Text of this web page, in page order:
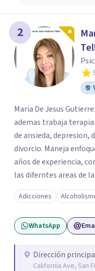
2
5
Maria De Jesus
ademas trabaja terapia
de ansieda, depresion,
divorcio. Maneja
años de experiencia,
las diferntes areas de
Adicciones
WhatsApp
Dirección
California Ave, San